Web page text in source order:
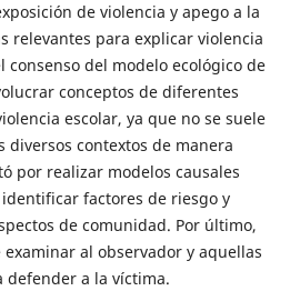
de violencia y apego a la
relevantes para explicar violencia
consenso del modelo ecológico de
conceptos de diferentes
escolar, ya que no se suele
diversos contextos de manera
por realizar modelos causales
factores de riesgo y
de comunidad. Por último,
al observador y aquellas
defender a la víctima.